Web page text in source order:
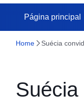
Página principal
Home Suécia